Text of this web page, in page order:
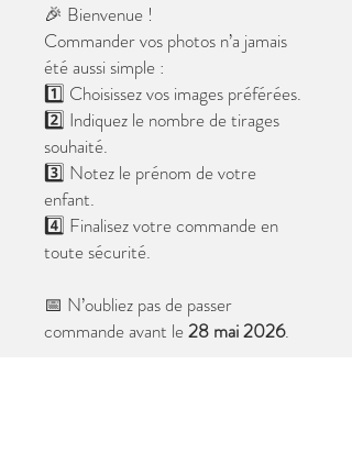
🎉 Bienvenue !
Commander vos photos n’a jamais
été aussi simple :
1️⃣ Choisissez vos images préférées.
2️⃣ Indiquez le nombre de tirages
souhaité.
3️⃣ Notez le prénom de votre
enfant.
4️⃣ Finalisez votre commande en
toute sécurité.
📅 N’oubliez pas de passer
commande avant le28 mai 2026.